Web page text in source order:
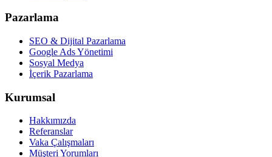
Pazarlama
SEO & Dijital Pazarlama
Google Ads Yönetimi
Sosyal Medya
İçerik Pazarlama
Kurumsal
Hakkımızda
Referanslar
Vaka Çalışmaları
Müşteri Yorumları